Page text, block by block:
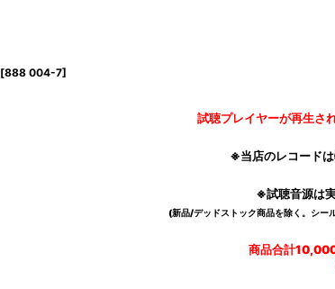
[888 004-7]
試聴プレイヤーが再生さ
※当店のレコード
※試聴音源は
(新品/デッドストック商品を除く。シー
商品合計